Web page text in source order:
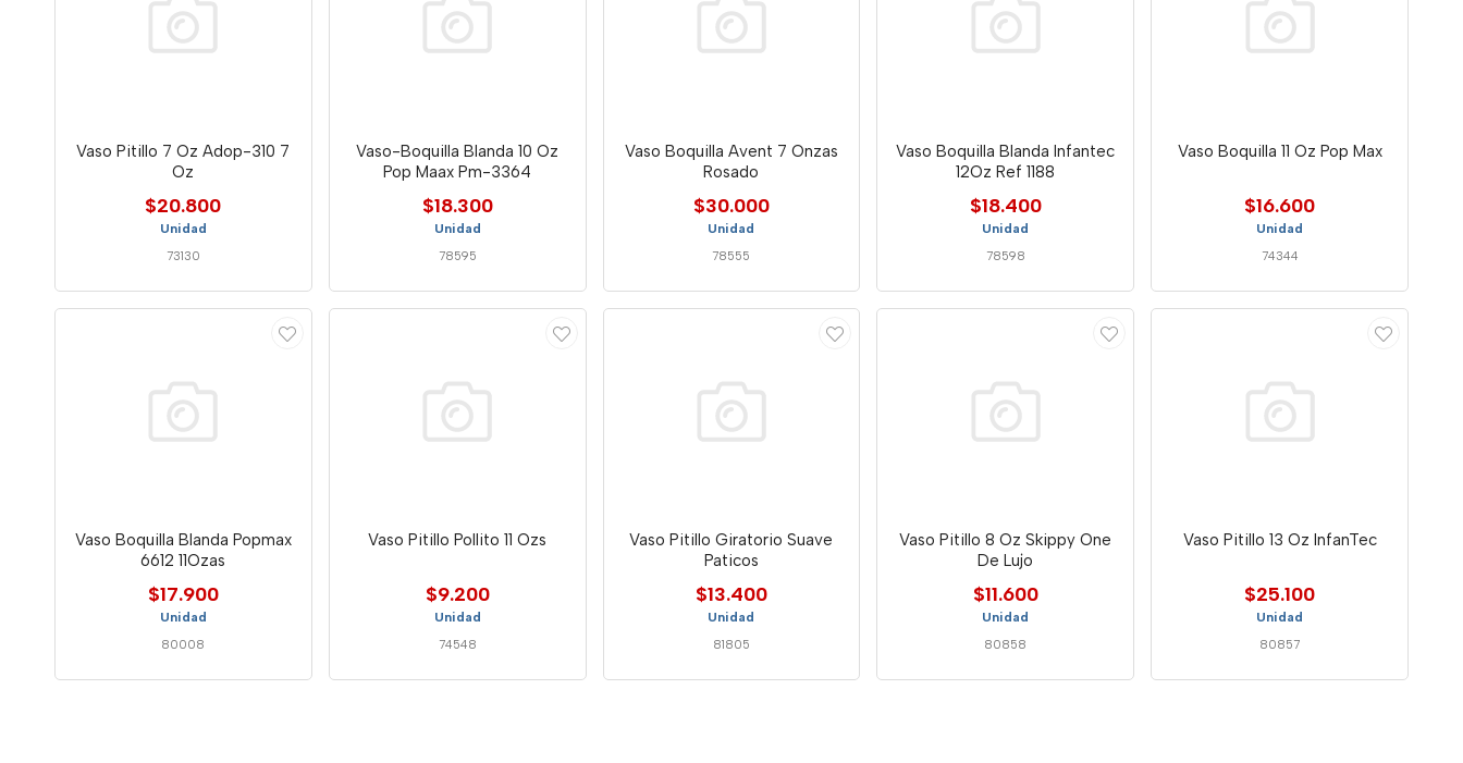
Vaso Pitillo 7 Oz Adop-310 7
Oz
$20.800
Unidad
73130
Vaso-Boquilla Blanda 10 Oz
Pop Maax Pm-3364
$18.300
Unidad
78595
Vaso Boquilla Avent 7 Onzas
Rosado
$30.000
Unidad
78555
Vaso Boquilla Blanda Infantec
12Oz Ref 1188
$18.400
Unidad
78598
Vaso Boquilla 11 Oz Pop Max
$16.600
Unidad
74344
Vaso Boquilla Blanda Popmax
6612 11Ozas
$17.900
Unidad
80008
Vaso Pitillo Pollito 11 Ozs
$9.200
Unidad
74548
Vaso Pitillo Giratorio Suave
Paticos
$13.400
Unidad
81805
Vaso Pitillo 8 Oz Skippy One
De Lujo
$11.600
Unidad
80858
Vaso Pitillo 13 Oz InfanTec
$25.100
Unidad
80857